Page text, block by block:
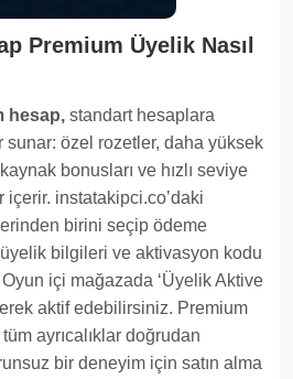
Premium Üyelik Nasıl
hesap, standart hesaplara
sunar: özel rozetler, daha yüksek
bonusları ve hızlı seviye
içerir. instatakipci.co’daki
birini seçip ödeme
bilgileri ve aktivasyon kodu
içi mağazada ‘Üyelik Aktive
aktif edebilirsiniz. Premium
ayrıcalıklar doğrudan
bir deneyim için satın alma